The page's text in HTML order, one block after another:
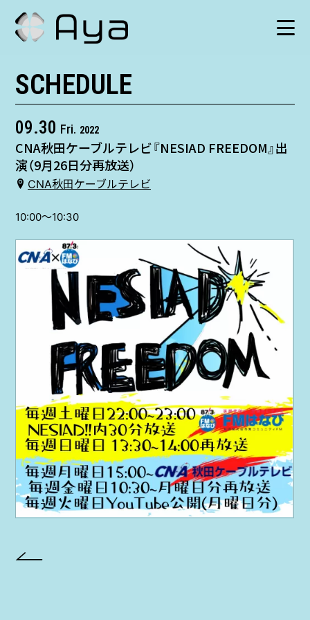
SCHEDULE
VIDEO
TICKET
CONTACT
PROJECT
AYA Solo Project Crawl
AYA Solo Project Contrast
AYA Solo Ploject Cister
PAST SCHEDULE
SCHEDULE
09.30 Fri. 2022
CNA秋田ケーブルテレビ『NESIAD FREEDOM』出
演（9月26日分再放送）
CNA秋田ケーブルテレビ
10:00〜10:30